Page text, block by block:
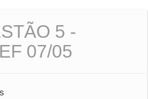
5 -
07/05